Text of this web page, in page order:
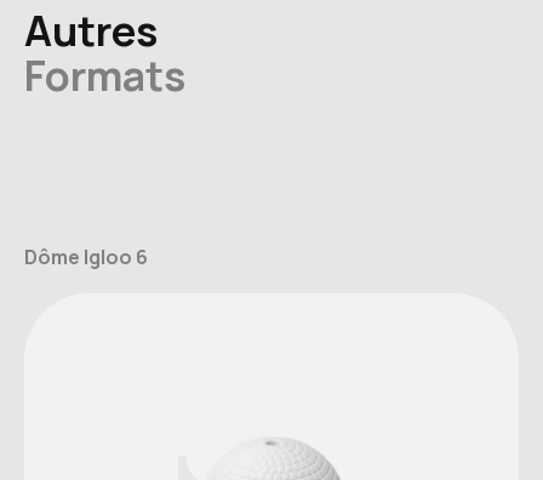
Autres
Formats
Dôme Igloo 6